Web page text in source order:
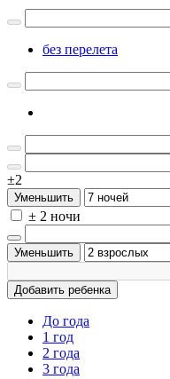
без перелета
±2
Уменьшить
± 2 ночи
Уменьшить
Добавить ребенка
До года
1 год
2 года
3 года